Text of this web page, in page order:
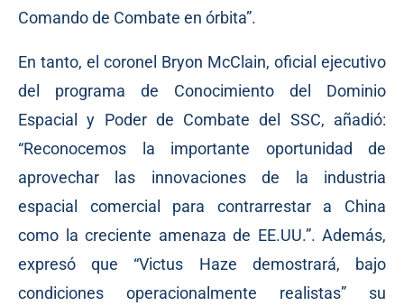
Comando de Combate en órbita”.
En tanto, el coronel Bryon McClain, oficial ejecutivo
del programa de Conocimiento del Dominio
Espacial y Poder de Combate del SSC, añadió:
“Reconocemos la importante oportunidad de
aprovechar las innovaciones de la industria
espacial comercial para contrarrestar a China
como la creciente amenaza de EE.UU.”. Además,
expresó que “Victus Haze demostrará, bajo
condiciones operacionalmente realistas” su